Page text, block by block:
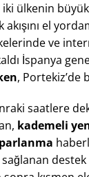
ülkenin
el
ve
İspanya
, Portekiz’de
saatlere
kademeli
destek